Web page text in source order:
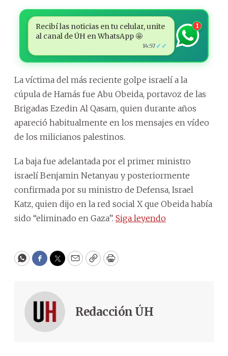
Recibí las noticias en tu celular, unite
al canal de ÚH en WhatsApp 🤩
14:57 ✓✓
1
La víctima del más reciente golpe israelí a la
cúpula de Hamás fue Abu Obeida, portavoz de las
Brigadas Ezedin Al Qasam, quien durante años
apareció habitualmente en los mensajes en vídeo
de los milicianos palestinos.
La baja fue adelantada por el primer ministro
israelí Benjamin Netanyau y posteriormente
confirmada por su ministro de Defensa, Israel
Katz, quien dijo en la red social X que Obeida había
sido “eliminado en Gaza”. Siga leyendo
WhatsApp
Facebook
Twitter
EmailCopyPrint
Redacción ÚH